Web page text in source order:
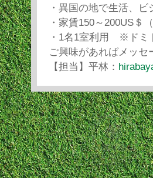
・異国の地で生活、
・家賃150～200US＄
・1名1室利用 ※ドミ
ご興味があればメッセ
【担当】平林：